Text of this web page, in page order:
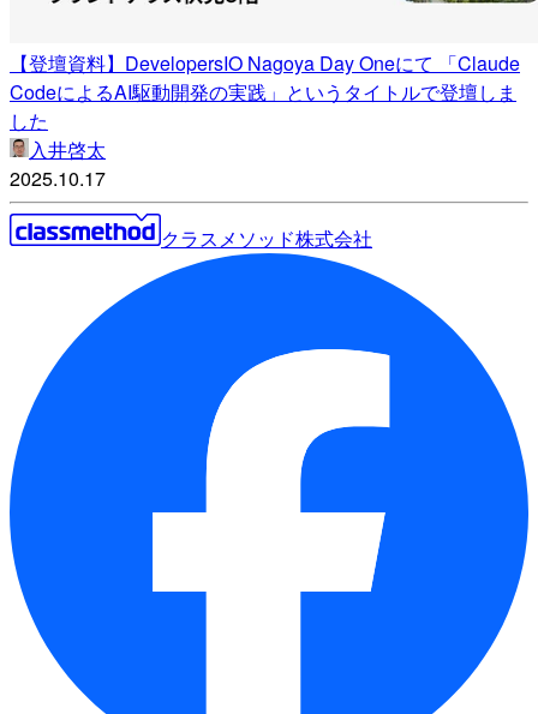
【登壇資料】DevelopersIO Nagoya Day Oneにて 「Claude
CodeによるAI駆動開発の実践」というタイトルで登壇しま
した
入井啓太
2025.10.17
クラスメソッド株式会社